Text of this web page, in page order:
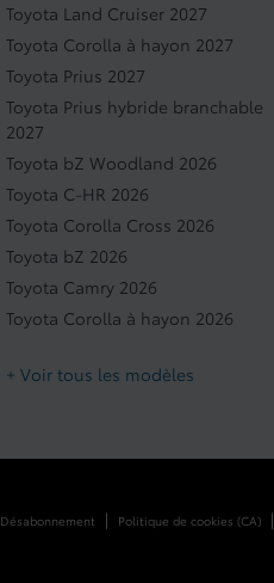
Toyota Land Cruiser 2027
Toyota Corolla à hayon 2027
Toyota Prius 2027
Toyota Prius hybride branchable
2027
Toyota bZ Woodland 2026
Toyota C-HR 2026
Toyota Corolla Cross 2026
Toyota bZ 2026
Toyota Camry 2026
Toyota Corolla à hayon 2026
+ Voir tous les modèles
Désabonnement | Politique de cookies (CA) |